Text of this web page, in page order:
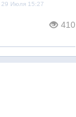
29 Июля 15:27
410